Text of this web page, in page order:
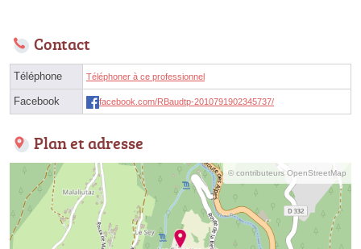
Contact
Téléphone Téléphoner à ce professionnel
Facebook facebook.com/RBaudtp-2010791902345737/
Plan et adresse
© contributeurs OpenStreetMap